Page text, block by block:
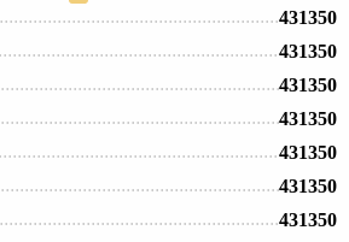
431350
431350
431350
431350
431350
431350
431350